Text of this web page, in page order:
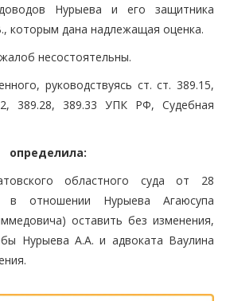
Нурыева и его защитника
которым дана надлежащая оценка.
несостоятельны.
руководствуясь ст. ст. 389.15,
389.28, 389.33 УПК РФ, Судебная
определила:
областного суда от 28
отношении Нурыева Агаюсупа
оставить без изменения,
Нурыева А.А. и адвоката Ваулина